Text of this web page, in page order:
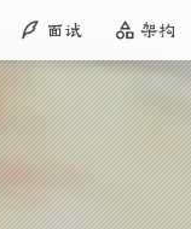
面试 架构